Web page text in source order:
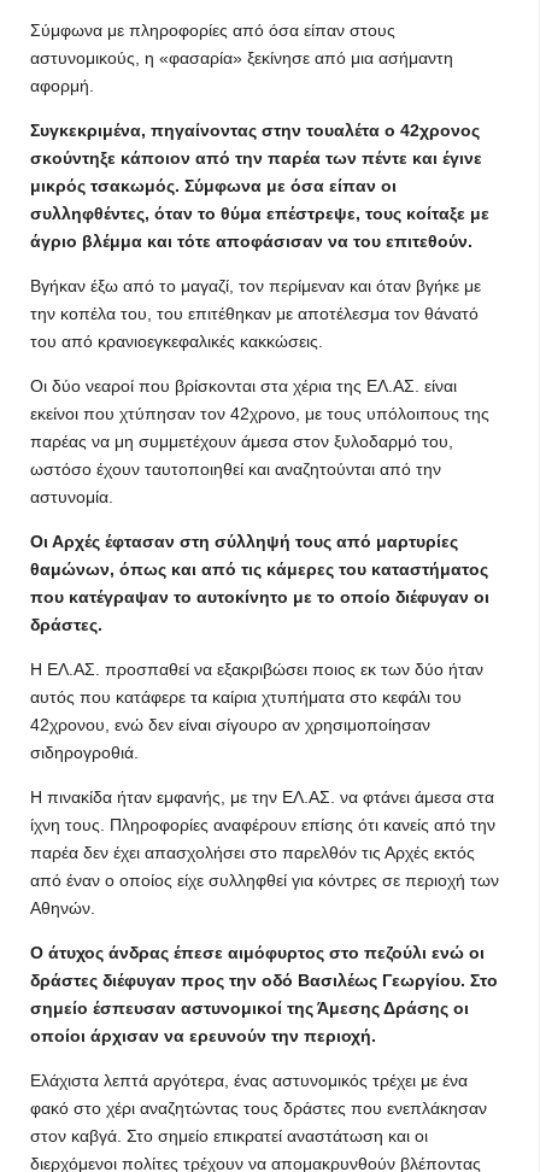
Σύμφωνα με πληροφορίες από όσα είπαν στους
αστυνομικούς, η «φασαρία» ξεκίνησε από μια ασήμαντη
αφορμή.
Συγκεκριμένα, πηγαίνοντας στην τουαλέτα ο 42χρονος
σκούντηξε κάποιον από την παρέα των πέντε και έγινε
μικρός τσακωμός. Σύμφωνα με όσα είπαν οι
συλληφθέντες, όταν το θύμα επέστρεψε, τους κοίταξε με
άγριο βλέμμα και τότε αποφάσισαν να του επιτεθούν.
Βγήκαν έξω από το μαγαζί, τον περίμεναν και όταν βγήκε με
την κοπέλα του, του επιτέθηκαν με αποτέλεσμα τον θάνατό
του από κρανιοεγκεφαλικές κακκώσεις.
Οι δύο νεαροί που βρίσκονται στα χέρια της ΕΛ.ΑΣ. είναι
εκείνοι που χτύπησαν τον 42χρονο, με τους υπόλοιπους της
παρέας να μη συμμετέχουν άμεσα στον ξυλοδαρμό του,
ωστόσο έχουν ταυτοποιηθεί και αναζητούνται από την
αστυνομία.
Οι Αρχές έφτασαν στη σύλληψή τους από μαρτυρίες
θαμώνων, όπως και από τις κάμερες του καταστήματος
που κατέγραψαν το αυτοκίνητο με το οποίο διέφυγαν οι
δράστες.
Η ΕΛ.ΑΣ. προσπαθεί να εξακριβώσει ποιος εκ των δύο ήταν
αυτός που κατάφερε τα καίρια χτυπήματα στο κεφάλι του
42χρονου, ενώ δεν είναι σίγουρο αν χρησιμοποίησαν
σιδηρογροθιά.
Η πινακίδα ήταν εμφανής, με την ΕΛ.ΑΣ. να φτάνει άμεσα στα
ίχνη τους. Πληροφορίες αναφέρουν επίσης ότι κανείς από την
παρέα δεν έχει απασχολήσει στο παρελθόν τις Αρχές εκτός
από έναν ο οποίος είχε συλληφθεί για κόντρες σε περιοχή των
Αθηνών.
Ο άτυχος άνδρας έπεσε αιμόφυρτος στο πεζούλι ενώ οι
δράστες διέφυγαν προς την οδό Βασιλέως Γεωργίου. Στο
σημείο έσπευσαν αστυνομικοί της Άμεσης Δράσης οι
οποίοι άρχισαν να ερευνούν την περιοχή.
Ελάχιστα λεπτά αργότερα, ένας αστυνομικός τρέχει με ένα
φακό στο χέρι αναζητώντας τους δράστες που ενεπλάκησαν
στον καβγά. Στο σημείο επικρατεί αναστάτωση και οι
διερχόμενοι πολίτες τρέχουν να απομακρυνθούν βλέποντας